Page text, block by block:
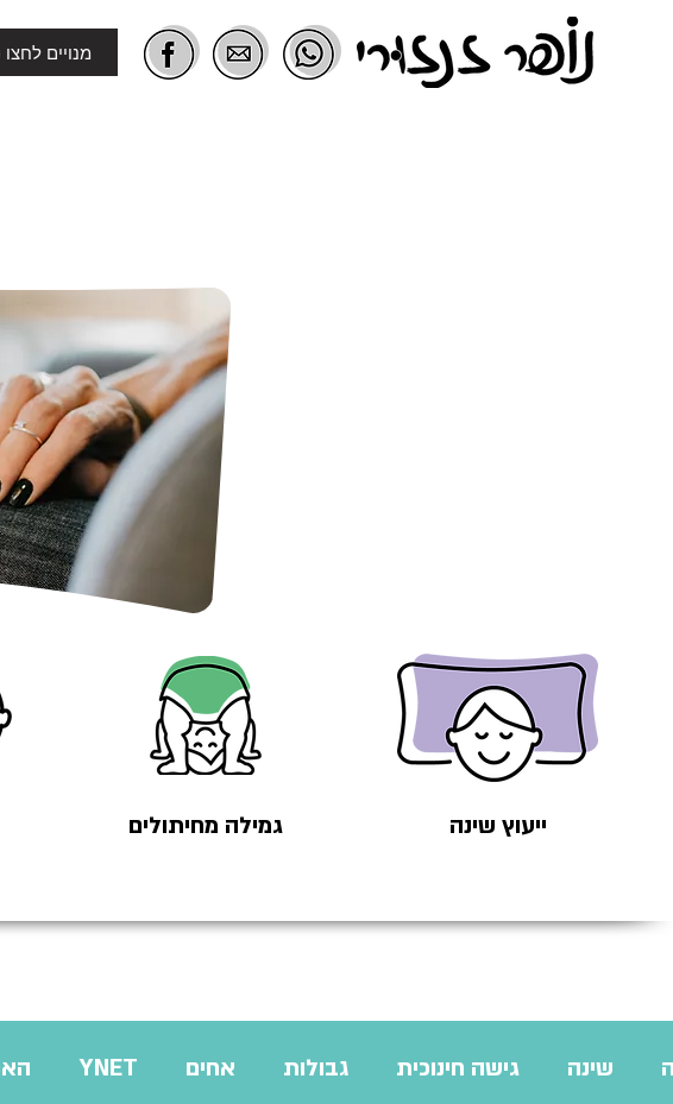
מנויים לחצו
גמילה מחיתולים ייעוץ שינה
שינה גישה חינוכית גבולות אחים YNET